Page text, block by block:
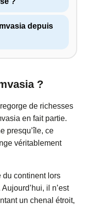
depuis
?
regorge de richesses
en fait partie.
presqu’île, ce
véritablement
du continent lors
il n’est
un chenal étroit,